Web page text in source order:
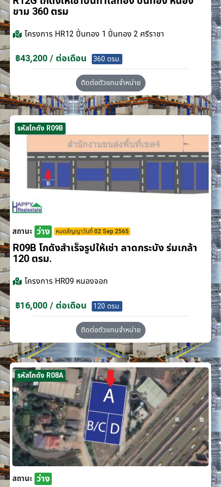
ขาม 360 ตรม
โครงการ HR12 ปิ่นทอง 1 ปิ่นทอง 2 ศรีราชา
฿43,200 / ต่อเดือน 360 ตรม.
ติดต่อตัวแทนจำหน่าย
รหัสโกดัง R09B
สถานะ ว่าง หมดสัญญาวันที่ 02 Sep 2565
R09B โกดังสำเร็จรูปให้เช่า ลาดกระบัง​ ร่มเกล้า
120 ตรม.
โครงการ HR09 หนองจอก
฿16,000 / ต่อเดือน 120 ตรม.
ติดต่อตัวแทนจำหน่าย
รหัสโกดัง R08A
สถานะ ว่าง